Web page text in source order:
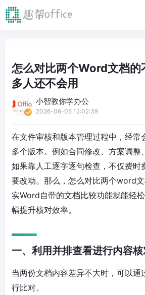
怎么对比两个Word文档的
多人还不会用
小智教你学办公
2026-06-05 12:02:39
在文件审核和版本管理过程中，经常
多个版本。例如合同修改、方案调整
如果靠人工逐字逐句检查，不仅费时
要改动。那么，怎么对比两个word
实Word自带的文档比较功能就能轻
幅提升核对效率。
一、利用并排查看进行内容
当两份文档内容差异不大时，可以通
行比对。